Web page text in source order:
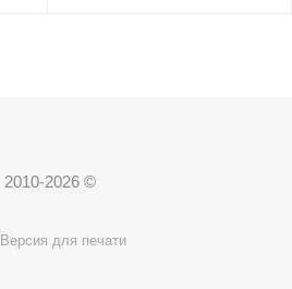
2010-2026 ©
Версия для печати